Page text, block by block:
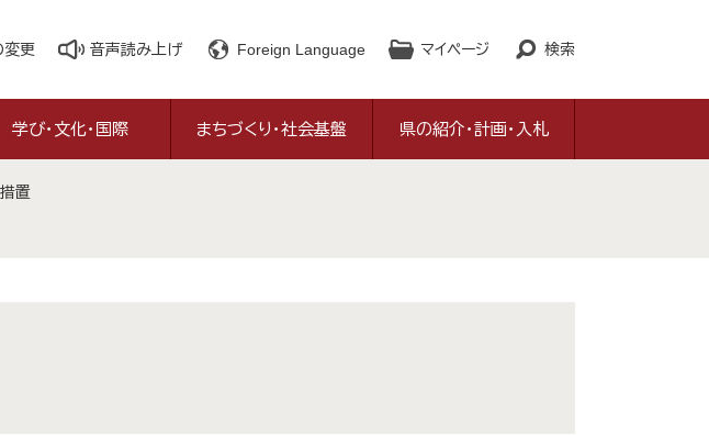
変更 音声読み上げ Foreign Language マイページ 検索
学び・文化・国際 まちづくり・社会基盤 県の紹介・計画・入札
置